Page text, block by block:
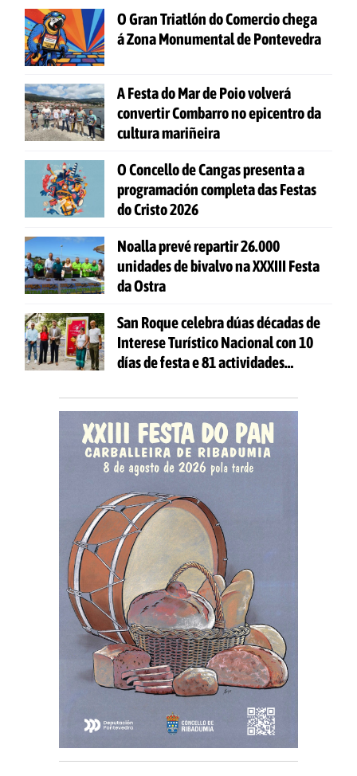
O Gran Triatlón do Comercio chega
á Zona Monumental de Pontevedra
A Festa do Mar de Poio volverá
convertir Combarro no epicentro da
cultura mariñeira
O Concello de Cangas presenta a
programación completa das Festas
do Cristo 2026
Noalla prevé repartir 26.000
unidades de bivalvo na XXXIII Festa
da Ostra
San Roque celebra dúas décadas de
Interese Turístico Nacional con 10
días de festa e 81 actividades